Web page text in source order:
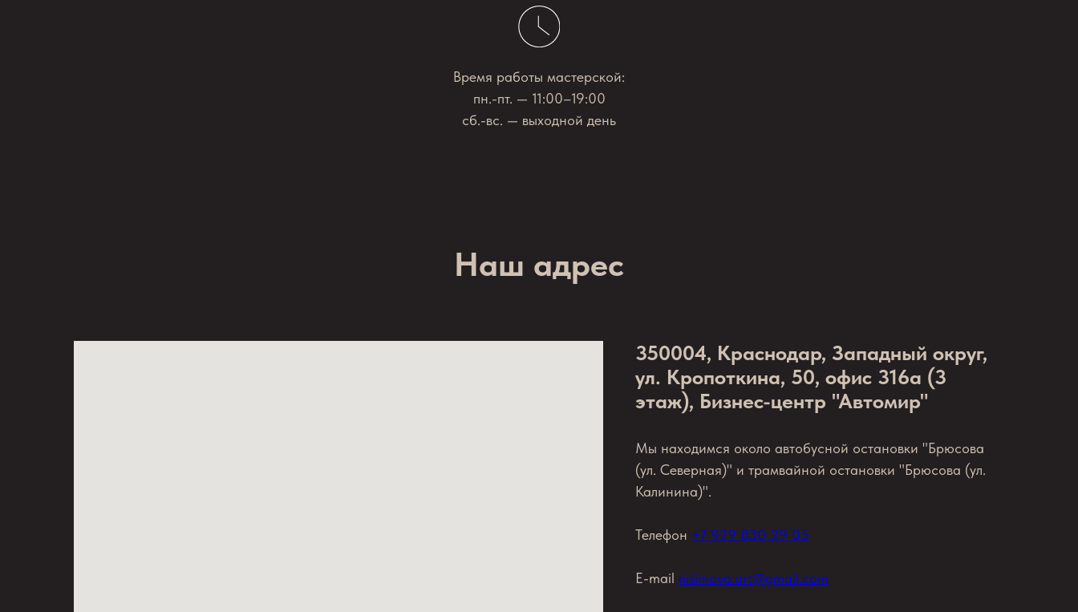
Время работы мастерской:
пн.-пт. — 11:00–19:00
сб.-вс. — выходной день
Наш адрес
350004, Краснодар, Западный округ,
ул. Кропоткина, 50, офис 316а (3
этаж), Бизнес-центр "Автомир"
Мы находимся около автобусной остановки "Брюсова
(ул. Северная)" и трамвайной остановки "Брюсова (ул.
Калинина)".
Телефон +7 929 830 29 05
E-mail nisimova.art@gmail.com